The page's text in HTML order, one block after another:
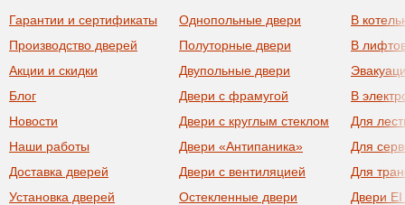
Гарантии и сертификаты
Производство дверей
Акции и скидки
Блог
Новости
Наши работы
Доставка дверей
Установка дверей
Однопольные двери
Полуторные двери
Двупольные двери
Двери с фрамугой
Двери с круглым стеклом
Двери «Антипаника»
Двери с вентиляцией
Остекленные двери
В
В
В
Для
Для
Для
Двери